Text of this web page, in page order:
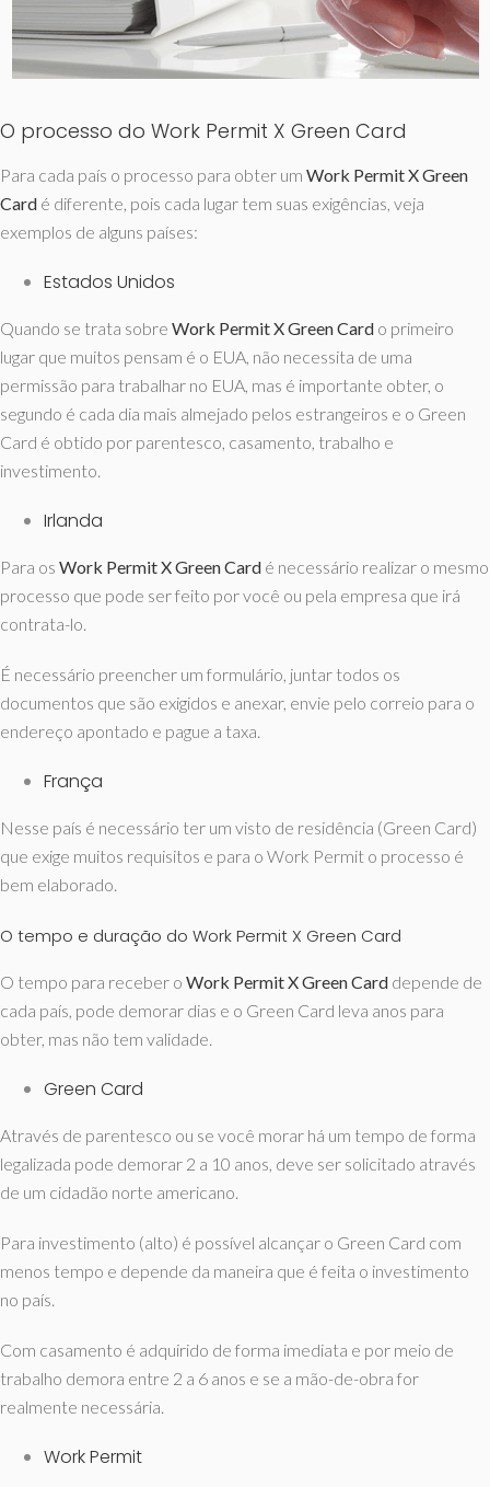
O processo do Work Permit X Green Card
Para cada país o processo para obter um Work Permit X Green
Card é diferente, pois cada lugar tem suas exigências, veja
exemplos de alguns países:
Estados Unidos
Quando se trata sobre Work Permit X Green Card o primeiro
lugar que muitos pensam é o EUA, não necessita de uma
permissão para trabalhar no EUA, mas é importante obter, o
segundo é cada dia mais almejado pelos estrangeiros e o Green
Card é obtido por parentesco, casamento, trabalho e
investimento.
Irlanda
Para os Work Permit X Green Card é necessário realizar o mesmo
processo que pode ser feito por você ou pela empresa que irá
contrata-lo.
É necessário preencher um formulário, juntar todos os
documentos que são exigidos e anexar, envie pelo correio para o
endereço apontado e pague a taxa.
França
Nesse país é necessário ter um visto de residência (Green Card)
que exige muitos requisitos e para o Work Permit o processo é
bem elaborado.
O tempo e duração do Work Permit X Green Card
O tempo para receber o Work Permit X Green Card depende de
cada país, pode demorar dias e o Green Card leva anos para
obter, mas não tem validade.
Green Card
Através de parentesco ou se você morar há um tempo de forma
legalizada pode demorar 2 a 10 anos, deve ser solicitado através
de um cidadão norte americano.
Para investimento (alto) é possível alcançar o Green Card com
menos tempo e depende da maneira que é feita o investimento
no país.
Com casamento é adquirido de forma imediata e por meio de
trabalho demora entre 2 a 6 anos e se a mão-de-obra for
realmente necessária.
Work Permit